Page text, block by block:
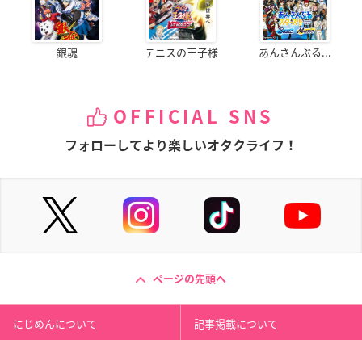
銀魂 テニスの王子様 あんさんぶる...
OFFICIAL SNS
フォローしてより楽しいオタクライフ！
ページの先頭へ
にじめんについて 記事掲載について